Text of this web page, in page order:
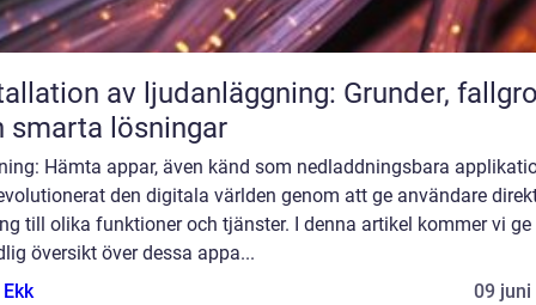
av ljudanläggning: Grunder,
smarta lösningar
Hämta appar, även känd som nedladdningsbara
den digitala världen genom att ge användare
till olika funktioner och tjänster. I denna artikel kommer vi ge
översikt över dessa appa...
09 juni